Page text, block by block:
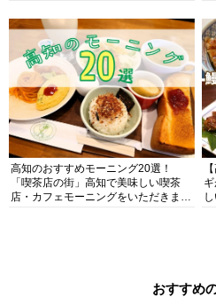
高知のおすすめモーニング20選！
「喫茶店の街」高知で美味しい喫茶
店・カフェモーニングをいただきま
おすすめ